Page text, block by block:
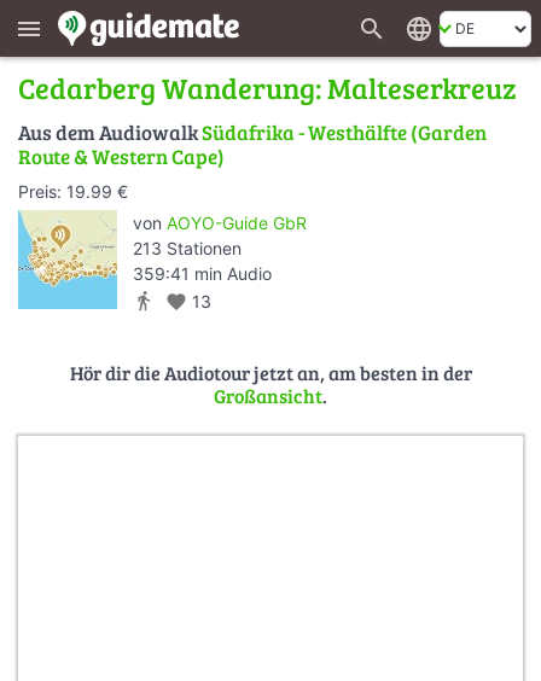
menu search language
Cedarberg Wanderung: Malteserkreuz
Aus dem AudiowalkSüdafrika - Westhälfte (Garden
Route & Western Cape)
Preis: 19.99 €
von AOYO-Guide GbR
213 Stationen
359:41 min Audio
directions_walk favorite 13
Hör dir die Audiotour jetzt an, am besten in der
Großansicht.